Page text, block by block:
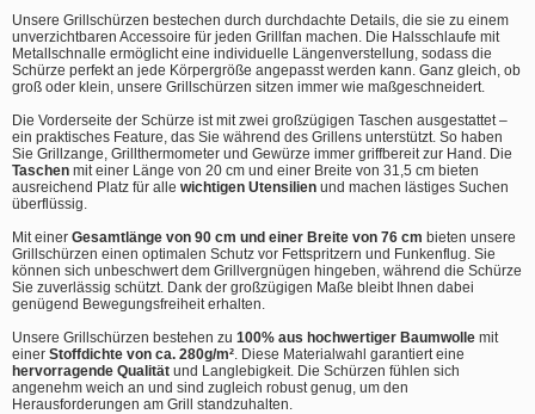
Unsere Grillschürzen bestechen durch durchdachte Details, die sie zu einem
unverzichtbaren Accessoire für jeden Grillfan machen. Die Halsschlaufe mit
Metallschnalle ermöglicht eine individuelle Längenverstellung, sodass die
Schürze perfekt an jede Körpergröße angepasst werden kann. Ganz gleich, ob
groß oder klein, unsere Grillschürzen sitzen immer wie maßgeschneidert.
Die Vorderseite der Schürze ist mit zwei großzügigen Taschen ausgestattet –
ein praktisches Feature, das Sie während des Grillens unterstützt. So haben
Sie Grillzange, Grillthermometer und Gewürze immer griffbereit zur Hand. Die
Taschen mit einer Länge von 20 cm und einer Breite von 31,5 cm bieten
ausreichend Platz für alle wichtigen Utensilien und machen lästiges Suchen
überflüssig.
Mit einer Gesamtlänge von 90 cm und einer Breite von 76 cm bieten unsere
Grillschürzen einen optimalen Schutz vor Fettspritzern und Funkenflug. Sie
können sich unbeschwert dem Grillvergnügen hingeben, während die Schürze
Sie zuverlässig schützt. Dank der großzügigen Maße bleibt Ihnen dabei
genügend Bewegungsfreiheit erhalten.
Unsere Grillschürzen bestehen zu 100% aus hochwertiger Baumwolle mit
einer Stoffdichte von ca. 280g/m² . Diese Materialwahl garantiert eine
hervorragende Qualität und Langlebigkeit. Die Schürzen fühlen sich
angenehm weich an und sind zugleich robust genug, um den
Herausforderungen am Grill standzuhalten.